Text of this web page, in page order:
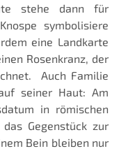
stehe dann für
symbolisiere
eine Landkarte
Rosenkranz, der
Auch Familie
seiner Haut: Am
in römischen
Gegenstück zur
Bein bleiben nur